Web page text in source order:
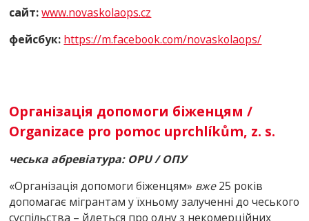
сайт:www.novaskolaops.cz
фейсбук: https://m.facеbook.com/novaskolaops/
Організація допомоги біженцям /
Organizace pro pomoc uprchlíkům, z. s.
чеська абревіатура: OPU/ ОПУ
«Організація допомоги біженцям» вже25 років
допомагає мігрантам у їхньому залученні до чеського
суспільства – йдеться про одну з некомерційних